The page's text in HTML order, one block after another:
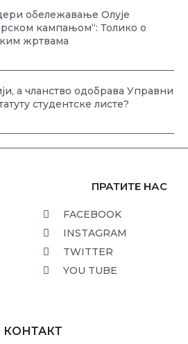
обележавање Олује
кампањом“: Толико о
жртвама
а чланство одобрава Управни
студентске листе?
ПРАТИТЕ НАС
FACEBOOK
INSTAGRAM
TWITTER
YOU TUBE
КОНТАКТ